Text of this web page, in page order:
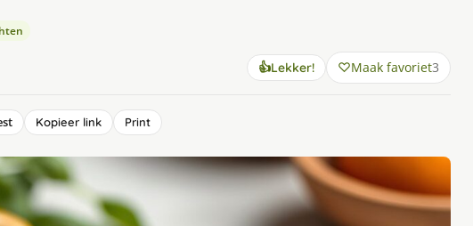
👍Lekker! Maak favoriet3
Kopieer link Print